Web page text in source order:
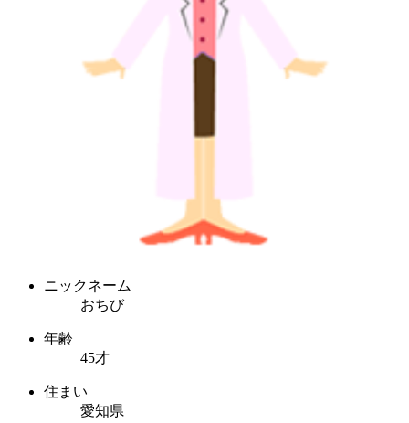
ニックネーム
おちび
年齢
45才
住まい
愛知県